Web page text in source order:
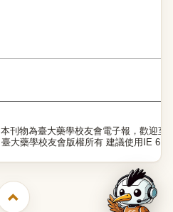
本刊物為臺大藥學校友會電子報，歡迎至
臺大藥學校友會版權所有 建議使用IE 6.0